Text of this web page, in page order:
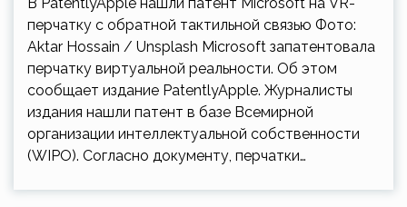
перчатку с обратной тактильной связью Фото:
Aktar Hossain / Unsplash Microsoft запатентовала
перчатку виртуальной реальности. Об этом
сообщает издание PatentlyApple. Журналисты
издания нашли патент в базе Всемирной
организации интеллектуальной собственности
(WIPO). Согласно документу, перчатки…